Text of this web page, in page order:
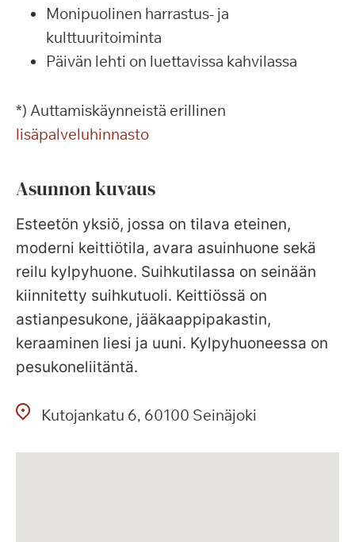
Monipuolinen harrastus- ja
kulttuuritoiminta
Päivän lehti on luettavissa kahvilassa
*) Auttamiskäynneistä erillinen
lisäpalveluhinnasto
Asunnon kuvaus
Esteetön yksiö, jossa on tilava eteinen,
moderni keittiötila, avara asuinhuone sekä
reilu kylpyhuone. Suihkutilassa on seinään
kiinnitetty suihkutuoli. Keittiössä on
astianpesukone, jääkaappipakastin,
keraaminen liesi ja uuni. Kylpyhuoneessa on
pesukoneliitäntä.
Kutojankatu 6 60100 Seinäjoki